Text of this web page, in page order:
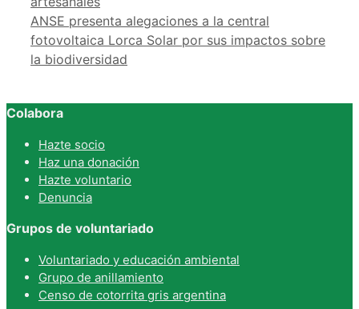
ANSE presenta alegaciones a la central
fotovoltaica Lorca Solar por sus impactos sobre
la biodiversidad
Colabora
Hazte socio
Haz una donación
Hazte voluntario
Denuncia
Grupos de voluntariado
Voluntariado y educación ambiental
Grupo de anillamiento
Censo de cotorrita gris argentina